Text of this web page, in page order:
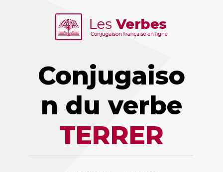
Conjugaiso
n du verbe
TERRER